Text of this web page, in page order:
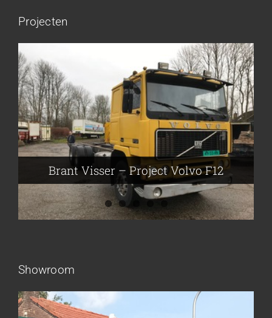
Projecten
Brant Visser – Project Volvo F12
Flikkema – Spijk
Brant Visser – Project Volvo F88
Auke van der Kooi – Projekt Scania
John Moesker – Project Bedford
Showroom